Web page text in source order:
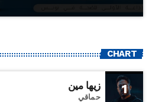
CHART
1 زيها مين
حماقي